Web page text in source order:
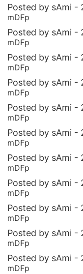
Posted by sAmi -
mDFp
Posted by sAmi -
mDFp
Posted by sAmi -
mDFp
Posted by sAmi -
mDFp
Posted by sAmi -
mDFp
Posted by sAmi -
mDFp
Posted by sAmi -
mDFp
Posted by sAmi -
mDFp
Posted by sAmi -
mDFp
Posted by sAmi -
mDFp
Posted by sAmi -
mDFp